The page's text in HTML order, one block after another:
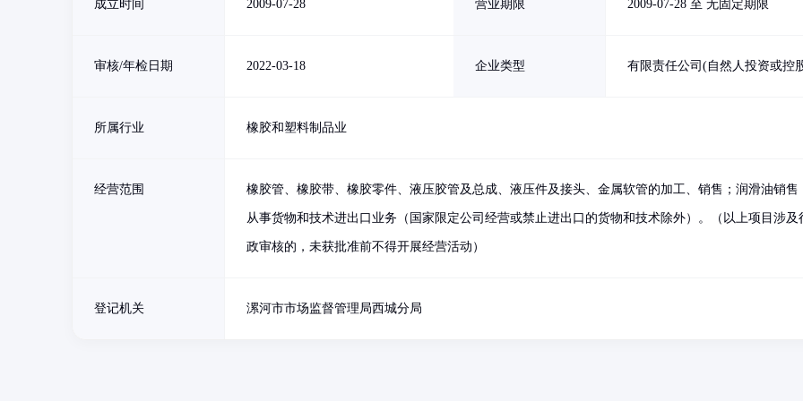
成立时间 2009-07-28 营业期限 2009-07-28 至 无固定期限
审核/年检日期 2022-03-18 企业类型 有限责任公司(自然人投资或控
所属行业 橡胶和塑料制品业
经营范围 橡胶管、橡胶带、橡胶零件、液压胶管及总成、液压件及接头、金属软管的加工、销售；润滑油销售
从事货物和技术进出口业务（国家限定公司经营或禁止进出口的货物和技术除外）。（以上项目涉及
政审核的，未获批准前不得开展经营活动）
登记机关 漯河市市场监督管理局西城分局